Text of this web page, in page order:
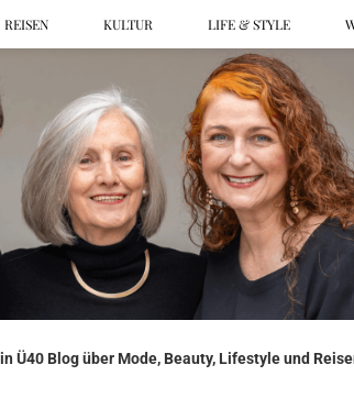
REISEN KULTUR LIFE & STYLE
Ü40 Blog über Mode, Beauty, Lifestyle und